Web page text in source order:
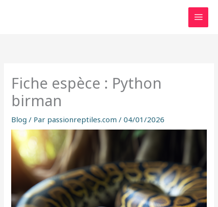
Fiche espèce : Python
birman
Blog / Par passionreptiles.com/04/01/2026